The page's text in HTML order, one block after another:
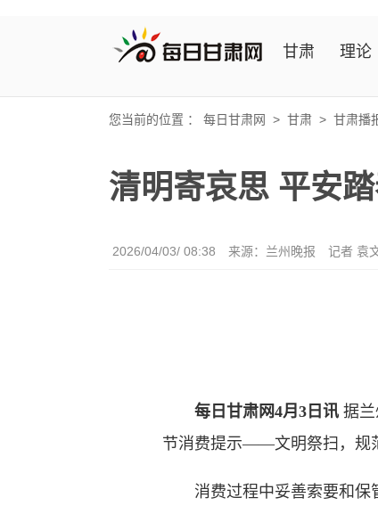
甘肃 理论
您当前的位置 ： 每日甘肃网 > 甘肃 > 甘肃播
清明寄哀思 平安
2026/04/03/ 08:38 来源：兰州晚报 记者 袁
每日甘肃网4月3日讯 据
节消费提示——文明祭扫，规
消费过程中妥善索要和保管